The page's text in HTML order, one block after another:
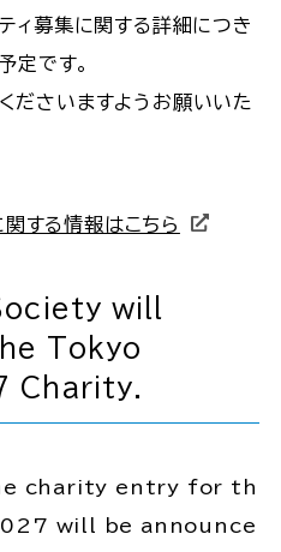
ィ募集に関する詳細につき
定です。
ださいますようお願いいた
する情報はこちら
will
Tokyo
Charity.
charity entry for th
will be announce